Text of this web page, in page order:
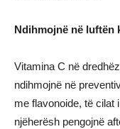
Ndihmojnë në luftën
Vitamina C në
ndihmojnë në
me flavonoide, të cilat
njëherësh pengojnë